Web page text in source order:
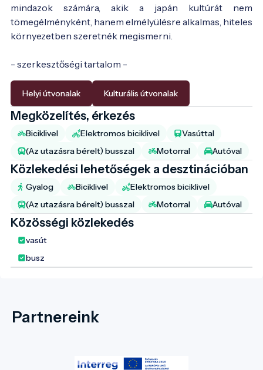
mindazok számára, akik a japán kultúrát nem
tömegélményként, hanem elmélyülésre alkalmas, hiteles
környezetben szeretnék megismerni.
- szerkesztőségi tartalom -
Helyi útvonalak Kulturális útvonalak
Megközelítés, érkezés
Biciklivel Elektromos biciklivel
Vasúttal
(Az utazásra bérelt) busszal
Motorral Autóval
Közlekedési lehetőségek a desztinációban
Gyalog Biciklivel
Elektromos biciklivel
(Az utazásra bérelt) busszal
Motorral Autóval
Közösségi közlekedés
vasút
busz
Partnereink